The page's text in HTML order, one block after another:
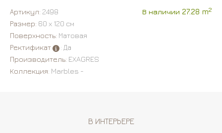
Артикул: 2498 В наличии 27.28 m2
Размер: 60 х 120 см
Поверхность: Матовая
Ректификат
: Да
Производитель: EXAGRES
Коллекция: Marbles -
В ИНТЕРЬЕРЕ